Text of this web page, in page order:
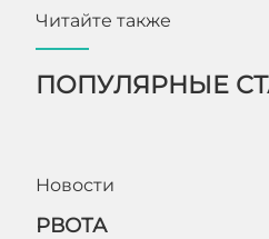
Читайте также
ПОПУЛЯРНЫЕ
Новости
РВОТА